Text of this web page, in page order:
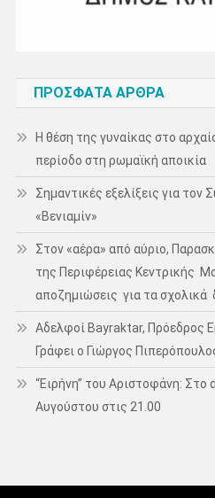
ΠΡΌΣΦΑΤΑ ΆΡΘΡΑ
Η θέση της γυναίκας στο
περίοδο στη ρωμαϊκή αποικία
Σημαντικές εξελίξεις για
«Βενιαμίν»
Στον «αέρα» από αύριο,
της Περιφέρειας Κεντρικής
αποζημιώσεις για τα σχολικά
Αδελφοί Bayraktar, Πρόεδρος
Γράφει ο Γιώργος
“Ειρήνη” του Αριστοφάνη: Στο
Αυγούστου στις 21.00